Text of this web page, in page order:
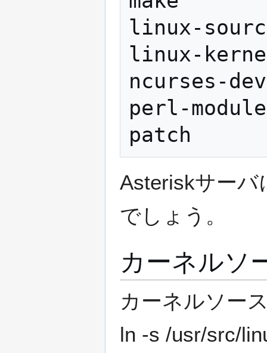
linux-
linux-
ncurses-dev
perl-
Asteriskサーバ
でしょう。
カーネルソ
カーネルソー
ln -s /usr/src/